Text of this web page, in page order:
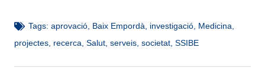
Tags: aprovació, Baix Empordà investigació, Medicina
projectes recerca Salut serveis societat SSIBE